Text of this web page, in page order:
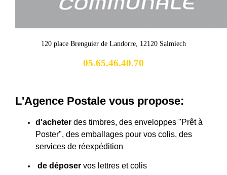
120 place Brenguier de Landorre, 12120 Salmiech
05.65.46.40.70
L'Agence Postale vous propose:
d'acheter des timbres, des enveloppes "Prêt à
Poster", des emballages pour vos colis, des
services de réexpédition
de déposer vos lettres et colis